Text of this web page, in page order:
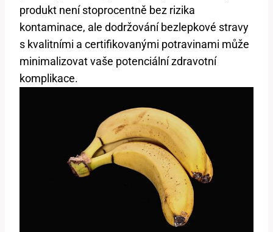
produkt není stoprocentně bez rizika
kontaminace, ale dodržování bezlepkové stravy
s kvalitními a certifikovanými potravinami může
minimalizovat vaše potenciální zdravotní
komplikace.